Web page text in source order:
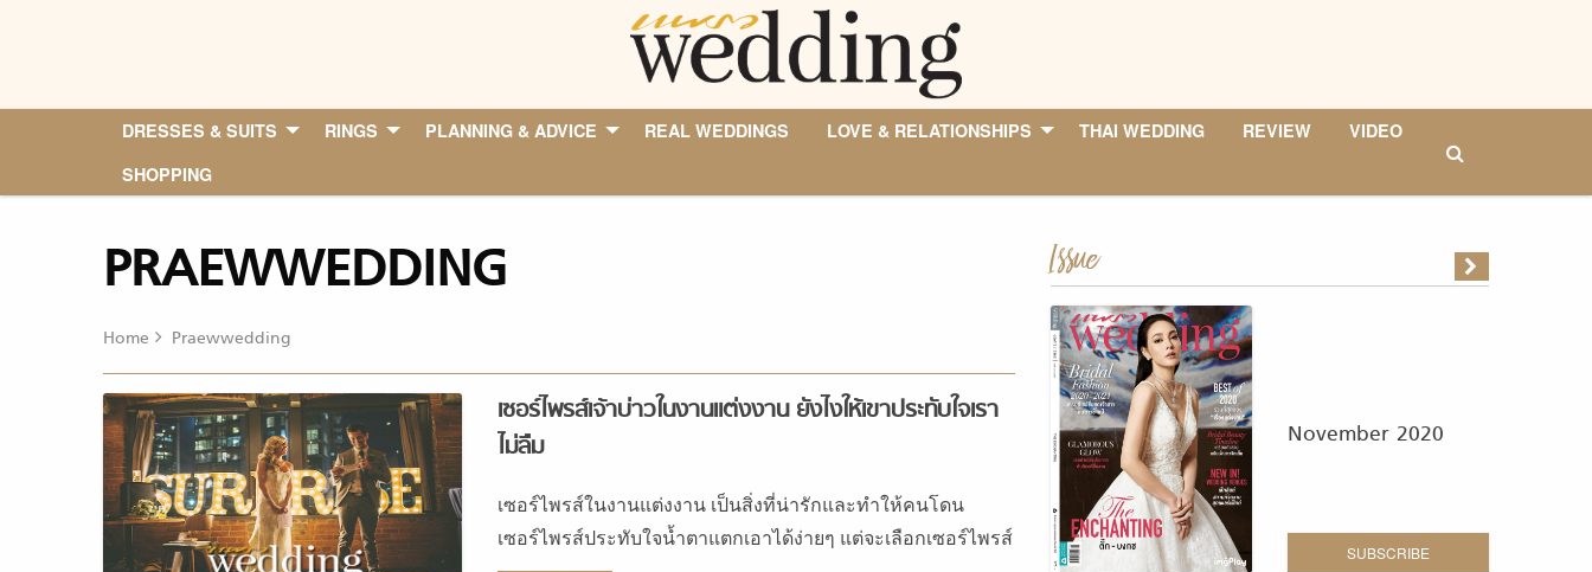
DRESSES & SUITS RINGS PLANNING & ADVICE REAL WEDDINGS LOVE & RELATIONSHIPS THAI WEDDING REVIEW
VIDEO
SHOPPING
PRAEWWEDDING
Home Praewwedding
เซอร์ไพรส์เจ้าบ่าวในงานแต่งงาน ยังไงให้เขาประทับใจเรา
ไม่ลืม
เซอร์ไพรส์ในงานแต่งงาน เป็นสิ่งที่น่ารักและทำให้คนโดน
เซอร์ไพรส์ประทับใจน้ำตาแตกเอาได้ง่ายๆ แต่จะเลือกเซอร์ไพรส์
Issue
November 2020
SUBSCRIBE